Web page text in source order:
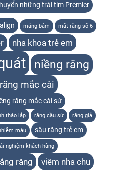
những trái tim Premier
mảng bám mất răng số 6
nha khoa trẻ em
niềng răng
mắc cài
răng mắc cài sứ
tháo lắp răng cầu sứ răng giả
màu
sâu răng trẻ em
nghiệm khách hàng
răng viêm nha chu